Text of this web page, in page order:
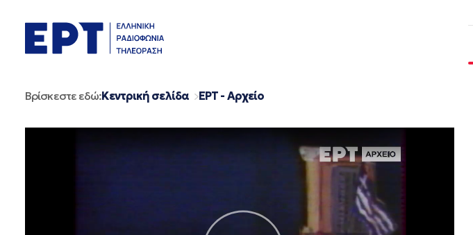
περιεχόμενο
Βρίσκεστε εδώ:Κεντρική σελίδα ΕΡΤ - Αρχείο